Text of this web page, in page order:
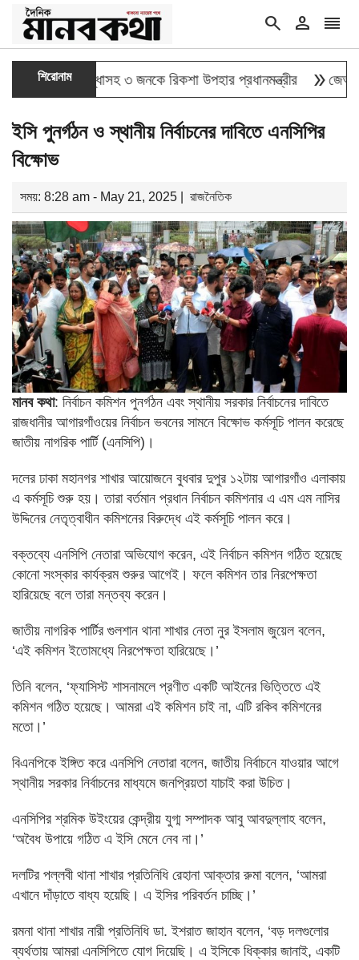
search person reorder
শিরোনাম
যোদ্ধাসহ ৩ জনকে রিকশা উপহার প্রধানমন্ত্রীর double_arrowজেআইসিতে
ইসি পুনর্গঠন ও স্থানীয় নির্বাচনের দাবিতে এনসিপির
বিক্ষোভ
সময়: 8:28 am - May 21, 2025 | রাজনৈতিক
মানব কথা: নির্বাচন কমিশন পুনর্গঠন এবং স্থানীয় সরকার নির্বাচনের দাবিতে
রাজধানীর আগারগাঁওয়ের নির্বাচন ভবনের সামনে বিক্ষোভ কর্মসূচি পালন করেছে
জাতীয় নাগরিক পার্টি (এনসিপি)।
দলের ঢাকা মহানগর শাখার আয়োজনে বুধবার দুপুর ১২টায় আগারগাঁও এলাকায়
এ কর্মসূচি শুরু হয়। তারা বর্তমান প্রধান নির্বাচন কমিশনার এ এম এম নাসির
উদ্দিনের নেতৃত্বাধীন কমিশনের বিরুদ্ধে এই কর্মসূচি পালন করে।
বক্তব্যে এনসিপি নেতারা অভিযোগ করেন, এই নির্বাচন কমিশন গঠিত হয়েছে
কোনো সংস্কার কার্যক্রম শুরুর আগেই। ফলে কমিশন তার নিরপেক্ষতা
হারিয়েছে বলে তারা মন্তব্য করেন।
জাতীয় নাগরিক পার্টির গুলশান থানা শাখার নেতা নুর ইসলাম জুয়েল বলেন,
‘এই কমিশন ইতোমধ্যে নিরপেক্ষতা হারিয়েছে।’
তিনি বলেন, ‘ফ্যাসিস্ট শাসনামলে প্রণীত একটি আইনের ভিত্তিতে এই
কমিশন গঠিত হয়েছে। আমরা এই কমিশন চাই না, এটি রকিব কমিশনের
মতো।’
বিএনপিকে ইঙ্গিত করে এনসিপি নেতারা বলেন, জাতীয় নির্বাচনে যাওয়ার আগে
স্থানীয় সরকার নির্বাচনের মাধ্যমে জনপ্রিয়তা যাচাই করা উচিত।
এনসিপির শ্রমিক উইংয়ের কেন্দ্রীয় যুগ্ম সম্পাদক আবু আবদুল্লাহ বলেন,
‘অবৈধ উপায়ে গঠিত এ ইসি মেনে নেব না।’
দলটির পল্লবী থানা শাখার প্রতিনিধি রেহানা আক্তার রুমা বলেন, ‘আমরা
এখানে দাঁড়াতে বাধ্য হয়েছি। এ ইসির পরিবর্তন চাচ্ছি।’
রমনা থানা শাখার নারী প্রতিনিধি ডা. ইশরাত জাহান বলেন, ‘বড় দলগুলোর
ব্যর্থতায় আমরা এনসিপিতে যোগ দিয়েছি। এ ইসিকে ধিক্কার জানাই, একটি